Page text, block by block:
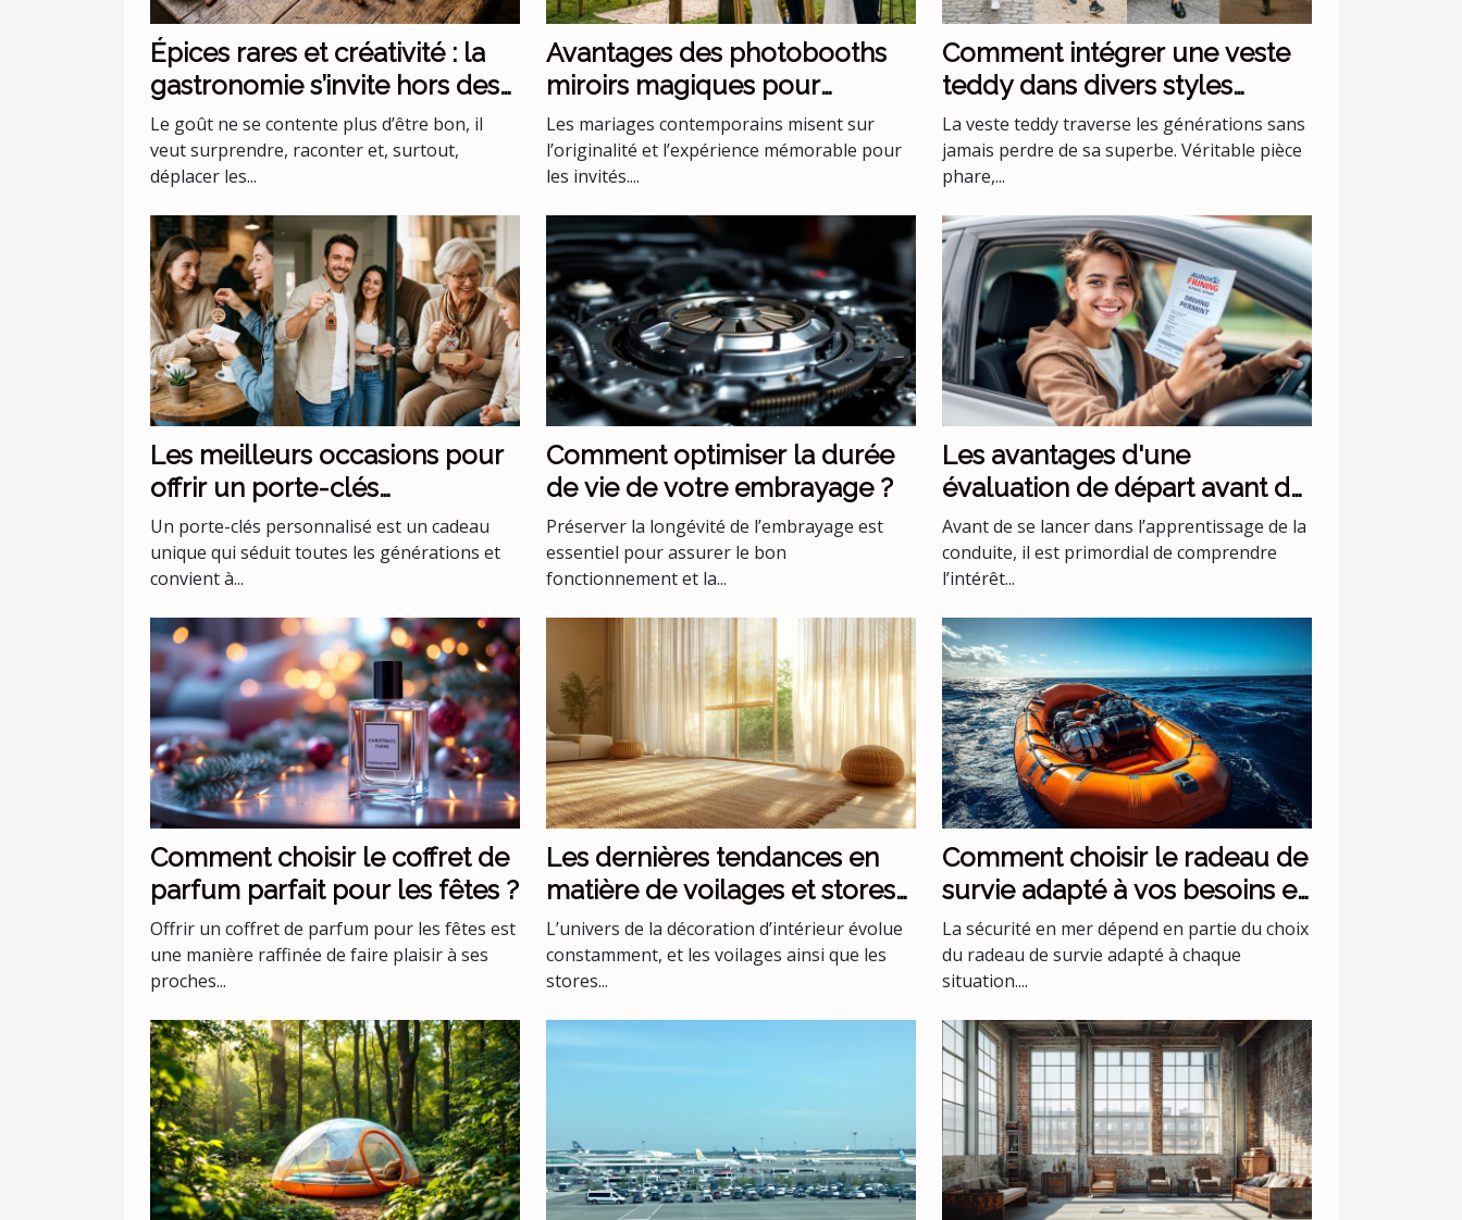
Épices rares et créativité : la
gastronomie s’invite hors des
codes
Le goût ne se contente plus d’être bon, il
veut surprendre, raconter et, surtout,
déplacer les...
Avantages des photobooths
miroirs magiques pour
mariages uniques
Les mariages contemporains misent sur
l’originalité et l’expérience mémorable pour
les invités....
Comment intégrer une veste
teddy dans divers styles
vestimentaires ?
La veste teddy traverse les générations sans
jamais perdre de sa superbe. Véritable pièce
phare,...
Les meilleurs occasions pour
offrir un porte-clés
personnalisé
Un porte-clés personnalisé est un cadeau
unique qui séduit toutes les générations et
convient à...
Comment optimiser la durée
de vie de votre embrayage ?
Préserver la longévité de l’embrayage est
essentiel pour assurer le bon
fonctionnement et la...
Les avantages d'une
évaluation de départ avant de
commencer les leçons de
conduite
Avant de se lancer dans l’apprentissage de la
conduite, il est primordial de comprendre
l’intérêt...
Comment choisir le coffret de
parfum parfait pour les fêtes ?
Offrir un coffret de parfum pour les fêtes est
une manière raffinée de faire plaisir à ses
proches...
Les dernières tendances en
matière de voilages et stores
pour intérieurs
L’univers de la décoration d’intérieur évolue
constamment, et les voilages ainsi que les
stores...
Comment choisir le radeau de
survie adapté à vos besoins en
mer ?
La sécurité en mer dépend en partie du choix
du radeau de survie adapté à chaque
situation....